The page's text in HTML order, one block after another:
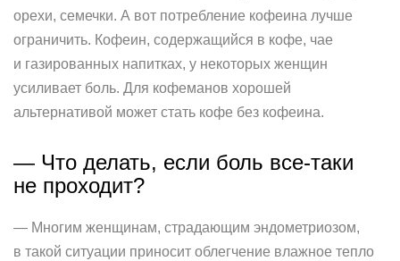
орехи, семечки. А вот потребление кофеина лучше
ограничить. Кофеин, содержащийся в кофе, чае
и газированных напитках, у некоторых женщин
усиливает боль. Для кофеманов хорошей
альтернативой может стать кофе без кофеина.
— Что делать, если боль все-таки
не проходит?
— Многим женщинам, страдающим эндометриозом,
в такой ситуации приносит облегчение влажное тепло